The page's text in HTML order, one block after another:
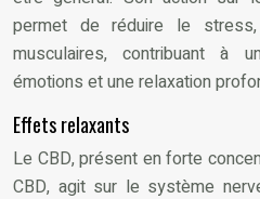
permet de réduire le
musculaires, contribuant à
émotions et une relaxation
Effets relaxants
Le CBD, présent en forte
CBD, agit sur le système